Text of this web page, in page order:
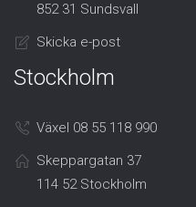
852 31 Sundsvall
Skicka e-post
Stockholm
Växel 08 55 118 990
Skeppargatan 37
114 52 Stockholm